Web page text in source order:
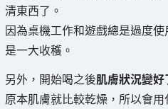
清東西了。
因為桌機工作和遊戲總是過度
是一大收穫。
另外，開始喝之後肌膚狀況變好
原本肌膚就比較乾燥，所以會